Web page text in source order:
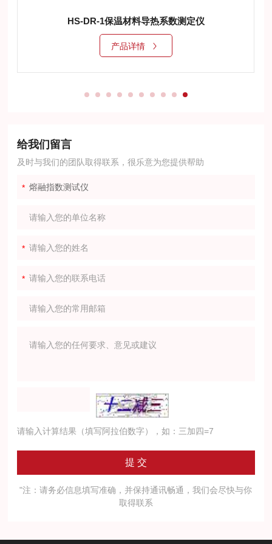
HS-DR-1保温材料导热系数测定仪
产品详情
给我们留言
及时与我们的团队取得联系，很乐意为您提供帮助
请输入计算结果（填写阿拉伯数字），如：三加四=7
"注：请务必信息填写准确，并保持通讯畅通，我们会尽快与你
取得联系